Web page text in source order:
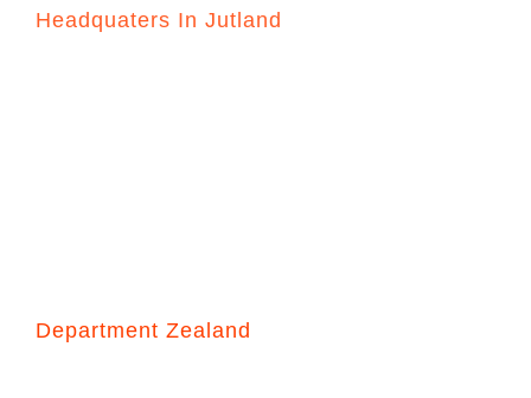
Headquaters In Jutland
Department Zealand